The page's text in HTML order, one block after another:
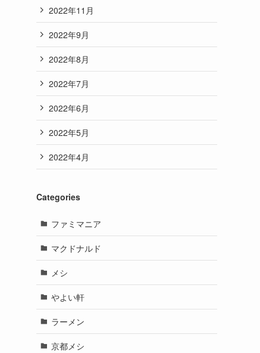
2022年11月
2022年9月
2022年8月
2022年7月
2022年6月
2022年5月
2022年4月
Categories
ファミマニア
マクドナルド
メシ
やよい軒
ラーメン
京都メシ